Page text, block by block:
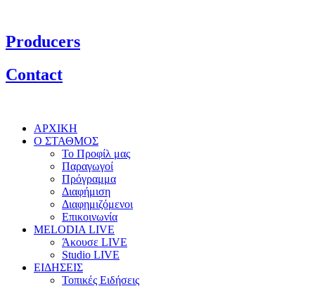
Producers
Contact
ΑΡΧΙΚΗ
Ο ΣΤΑΘΜΟΣ
Το Προφίλ μας
Παραγωγοί
Πρόγραμμα
Διαφήμιση
Διαφημιζόμενοι
Επικοινωνία
MELODIA LIVE
Άκουσε LIVE
Studio LIVE
ΕΙΔΗΣΕΙΣ
Τοπικές Ειδήσεις